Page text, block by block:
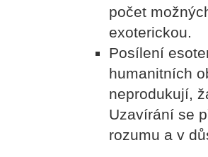
počet
exoterickou.
Posílení
humanitních
neprodukují,
Uzavírání se
rozumu a v